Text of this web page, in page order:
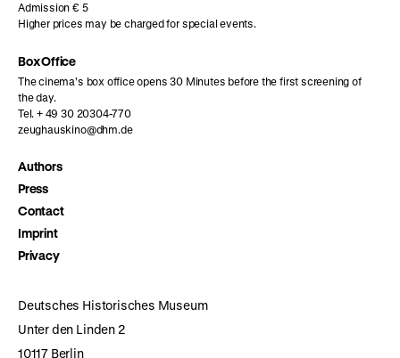
Admission € 5
Higher prices may be charged for special events.
Box Office
The cinema’s box office opens 30 Minutes before the first screening of
the day.
Tel. + 49 30 20304-770
zeughauskino@dhm.de
Authors
Press
Contact
Imprint
Privacy
Deutsches Historisches Museum
Unter den Linden 2
10117 Berlin